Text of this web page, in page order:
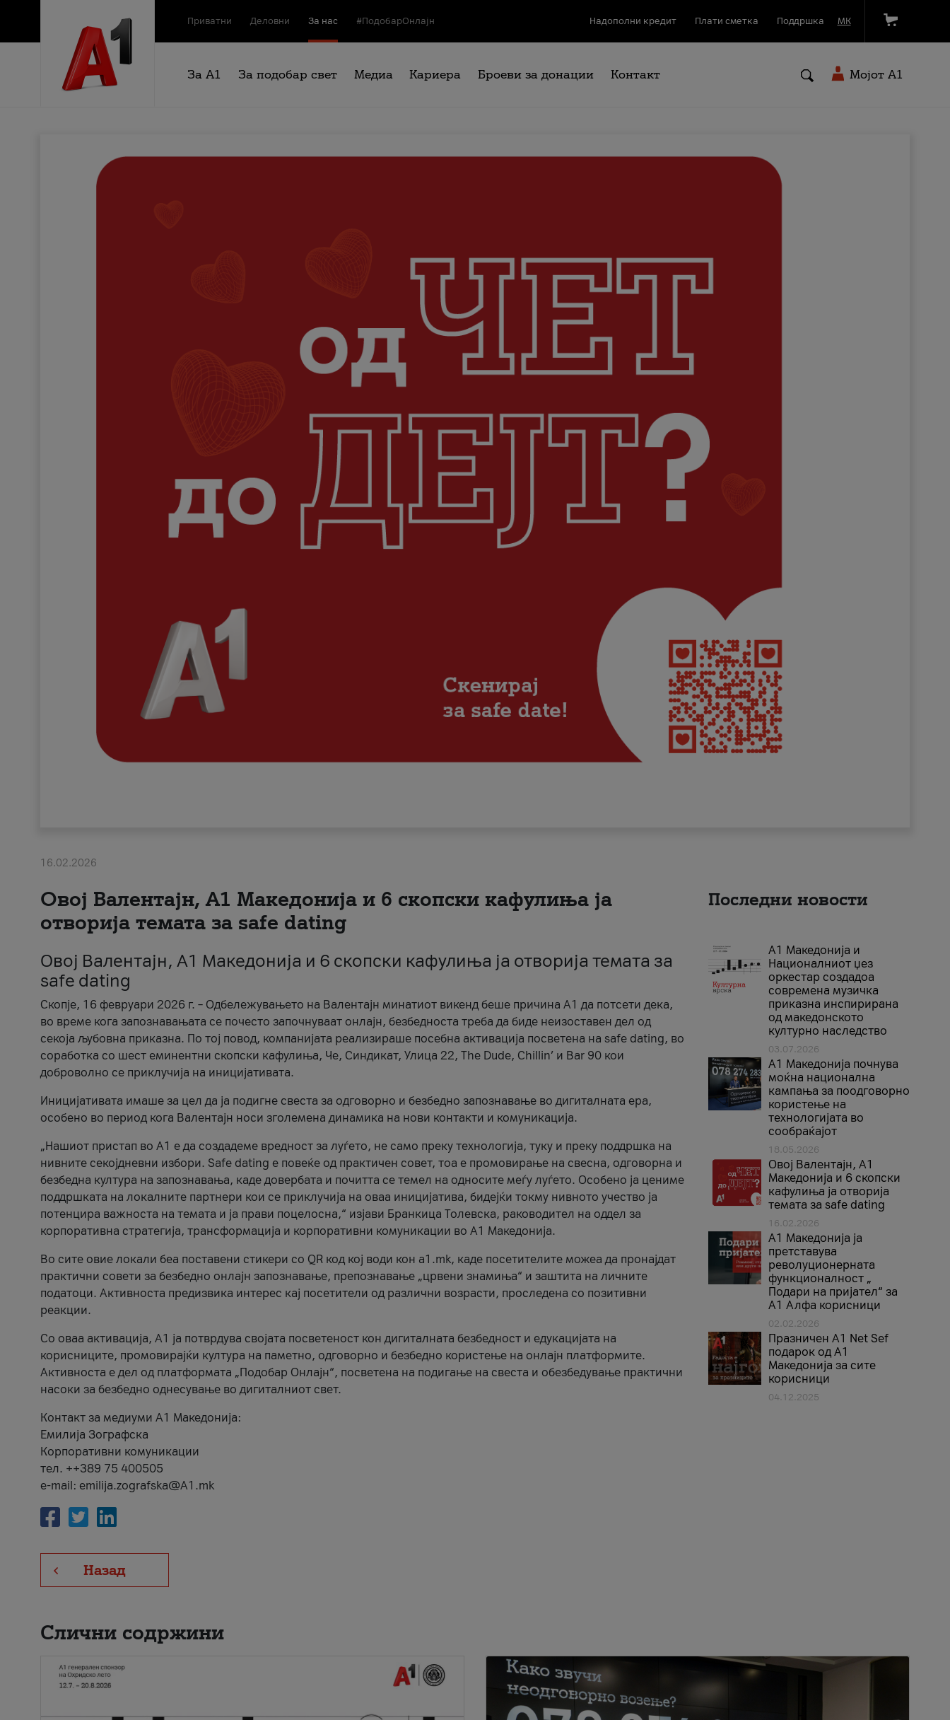
Приватни Деловни За нас #ПодобарОнлајн Надополни кредит Плати сметка Поддршка МК
За А1 За подобар свет Медиа Кариера Броеви за донации Контакт Мојот A1
16.02.2026
Овој Валентајн, A1 Македонија и 6 скопски кафулиња ја
отворија темата за safe dating
Овој Валентајн, A1 Македонија и 6 скопски кафулиња ја отворија темата за
safe dating
Скопје, 16 февруари 2026 г. – Одбележувањето на Валентајн минатиот викенд беше причина А1 да потсети дека,
во време кога запознавањата се почесто започнуваат онлајн, безбедноста треба да биде неизоставен дел од
секоја љубовна приказна. По тој повод, компанијата реализираше посебна активација посветена на safe dating, во
соработка со шест еминентни скопски кафулиња, Че, Синдикат, Улица 22, The Dude, Chillin’ и Bar 90 кои
доброволно се приклучија на иницијативата.
Иницијативата имаше за цел да ја подигне свеста за одговорно и безбедно запознавање во дигиталната ера,
особено во период кога Валентајн носи зголемена динамика на нови контакти и комуникација.
„Нашиот пристап во А1 е да создадеме вредност за луѓето, не само преку технологија, туку и преку поддршка на
нивните секојдневни избори. Safe dating е повеќе од практичен совет, тоа е промовирање на свесна, одговорна и
безбедна култура на запознавања, каде довербата и почитта се темел на односите меѓу луѓето. Особено ја цениме
поддршката на локалните партнери кои се приклучија на оваа иницијатива, бидејќи токму нивното учество ја
потенцира важноста на темата и ја прави поцелосна,“ изјави Бранкица Толевска, раководител на оддел за
корпоративна стратегија, трансформација и корпоративни комуникации во А1 Македонија.
Во сите овие локали беа поставени стикери со QR код кој води кон a1.mk, каде посетителите можеа да пронајдат
практични совети за безбедно онлајн запознавање, препознавање „црвени знамиња“ и заштита на личните
податоци. Активноста предизвика интерес кај посетители од различни возрасти, проследена со позитивни
реакции.
Со оваа активација, А1 ја потврдува својата посветеност кон дигиталната безбедност и едукацијата на
корисниците, промовирајќи култура на паметно, одговорно и безбедно користење на онлајн платформите.
Активноста е дел од платформата „Подобар Онлајн“, посветена на подигање на свеста и обезбедување практични
насоки за безбедно однесување во дигиталниот свет.
Контакт за медиуми А1 Македонија:
Емилија Зографска
Корпоративни комуникации
тел. ++389 75 400505
e-mail: emilija.zografska@A1.mk
Назад
Последни новости
А1 Македонија и
Националниот џез
оркестар создадоа
современа музичка
приказна инспирирана
од македонското
културно наследство
03.07.2026
A1 Македонија почнува
моќна национална
кампања за поодговорно
користење на
технологијата во
сообраќајот
18.05.2026
Овој Валентајн, A1
Македонија и 6 скопски
кафулиња ја отворија
темата за safe dating
16.02.2026
А1 Македонија ја
претставува
револуционерната
функционалност „
Подари на пријател“ за
А1 Алфа корисници
02.02.2026
Празничен A1 Net Sеf
подарок од А1
Македонија за сите
корисници
04.12.2025
Слични содржини